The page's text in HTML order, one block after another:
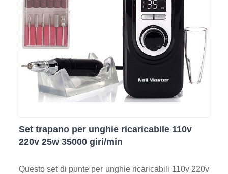
Set trapano per unghie ricaricabile 110v
220v 25w 35000 giri/min
Questo set di punte per unghie ricaricabili 110v 220v